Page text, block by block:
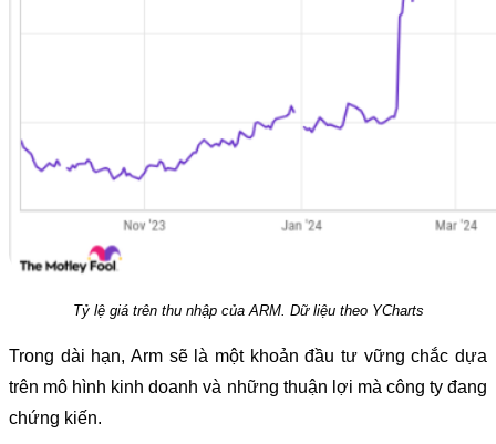
Tỷ lệ giá trên thu nhập của ARM. Dữ liệu theo YCharts
Trong dài hạn, Arm sẽ là một khoản đầu tư vững chắc dựa
trên mô hình kinh doanh và những thuận lợi mà công ty đang
chứng kiến.